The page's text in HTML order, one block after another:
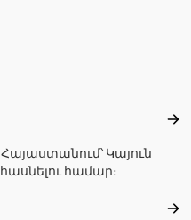
Կայուն
համար։